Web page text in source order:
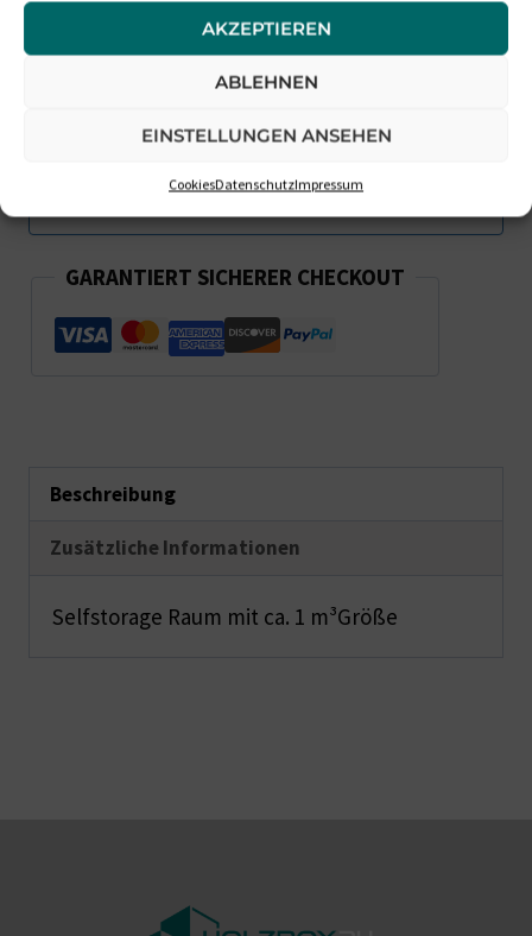
AKZEPTIEREN
ABLEHNEN
EINSTELLUNGEN ANSEHEN
CookiesDatenschutzImpressum
GARANTIERT SICHERER CHECKOUT
Beschreibung
Zusätzliche Informationen
Selfstorage Raum mit ca. 1 m³Größe